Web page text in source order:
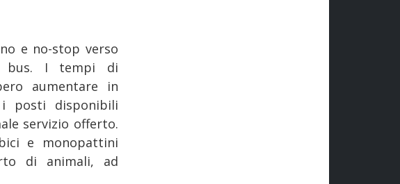
e no-stop verso
bus. I tempi di
aumentare in
posti disponibili
servizio offerto.
e monopattini
di animali, ad